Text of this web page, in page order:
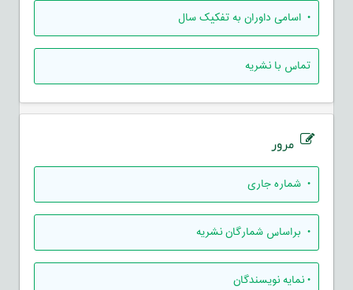
• اسامی داوران به تفکیک سال
تماس با نشریه
مرور
• شماره جاری
• براساس شمارگان نشریه
•نمایه نویسندگان